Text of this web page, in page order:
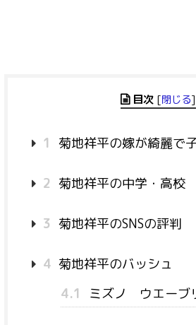
目次 [閉じる]
1 菊地祥平の嫁が綺麗で
2 菊地祥平の中学・高校
3 菊地祥平のSNSの評判
4 菊地祥平のバッシュ
4.1
ミズノ ウエーブ